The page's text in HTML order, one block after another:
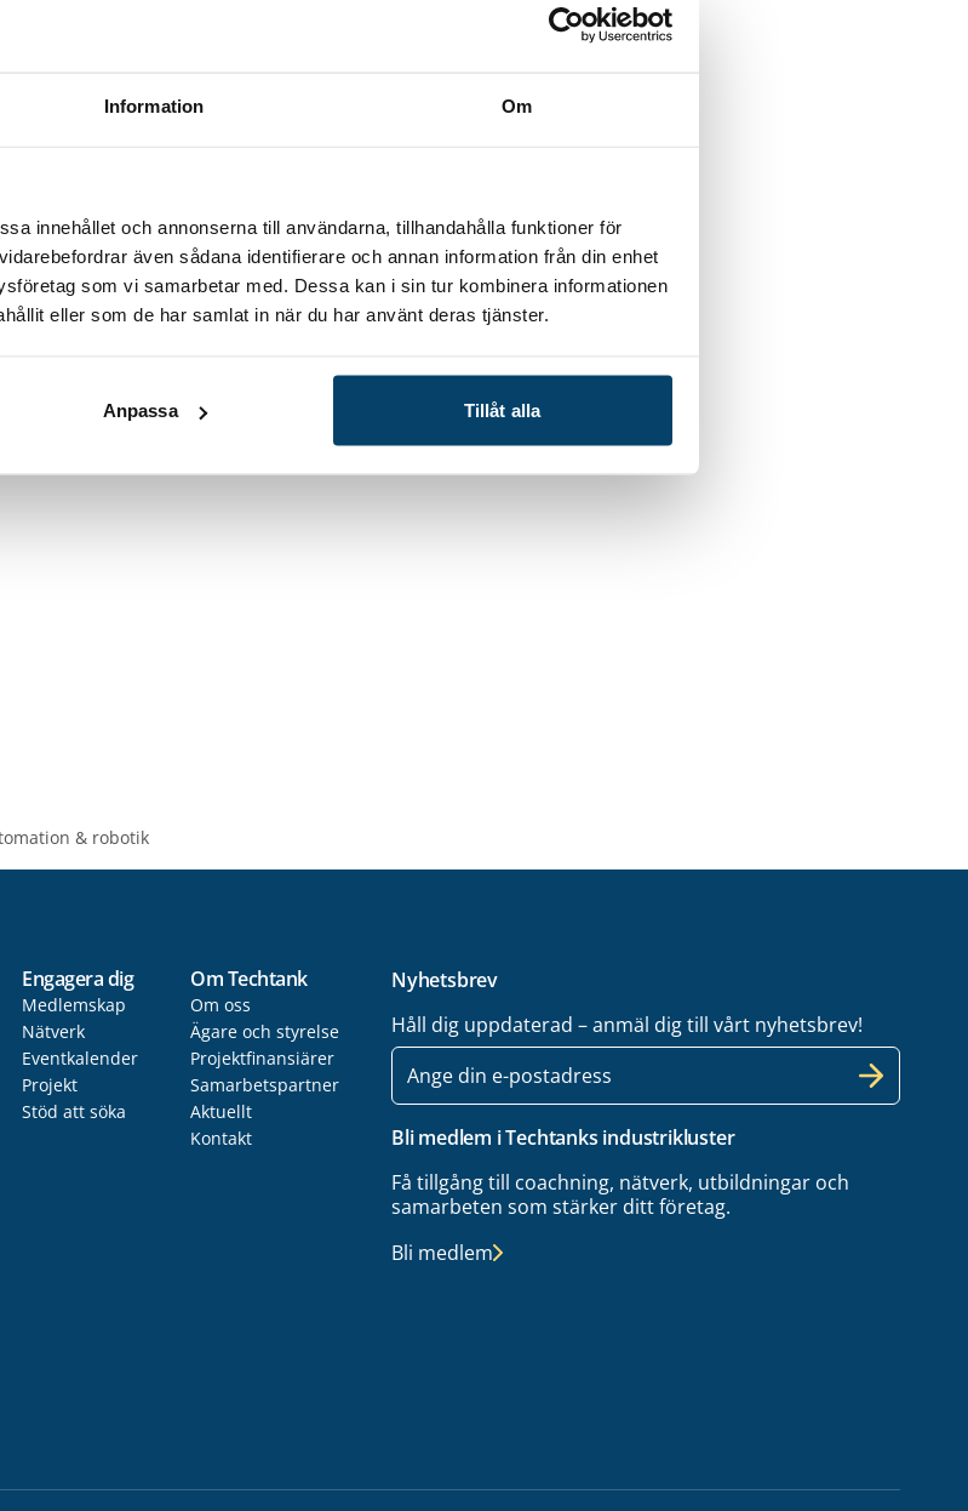
Information Om
innehållet och annonserna till användarna, tillhandahålla funktioner för
även sådana identifierare och annan information från din enhet
som vi samarbetar med. Dessa kan i sin tur kombinera informationen
eller som de har samlat in när du har använt deras tjänster.
Anpassa Tillåt alla
MTO-metodik (människa-
i en omställning och veta
för att vara en
med och bidra i
& robotik
Engagera dig
Medlemskap
Nätverk
Eventkalender
Projekt
Stöd att söka
Om Techtank
Om oss
Ägare och styrelse
Projektfinansiärer
Samarbetspartner
Aktuellt
Kontakt
Nyhetsbrev
Håll dig uppdaterad – anmäl dig till vårt nyhetsbrev!
E-
post
Bli medlem i Techtanks industrikluster
Få tillgång till coachning, nätverk, utbildningar och
samarbeten som stärker ditt företag.
Bli medlem